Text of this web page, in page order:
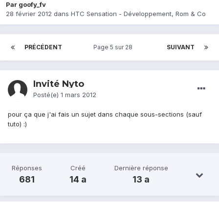
Par goofy_fv
28 février 2012 dans HTC Sensation - Développement, Rom & Co
PRÉCÉDENT SUIVANT
Page 5 sur 28
Invité Nyto
Posté(e) 1 mars 2012
pour ça que j'ai fais un sujet dans chaque sous-sections (sauf
tuto) :)
Réponses
681
Créé
14 a
Dernière réponse
13 a